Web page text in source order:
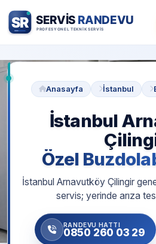
Anasayfa İstanbul
İstanbul
Özel
İstanbul Arnavutköy Çilingir
servis; yerinde arıza
RANDEVU HATTI
0850 260 03 29